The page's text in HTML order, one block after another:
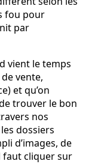
fou pour
par
vient le temps
vente,
et qu’on
de trouver le bon
nos
dossiers
d’images, de
faut cliquer sur